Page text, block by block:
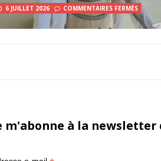
6 JUILLET 2026 COMMENTAIRES FERMÉS
m'abonne à la